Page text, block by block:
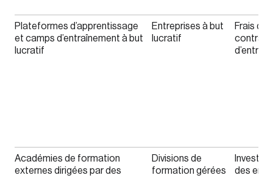
Plateformes d’apprentissage
et camps d’entraînement à but
lucratif
Entreprises à but
lucratif
Frais de
contrats
Académies de formation
externes dirigées par des
Divisions de
formation gérées
des
Login
Reset Password
Please enter your registered email address.